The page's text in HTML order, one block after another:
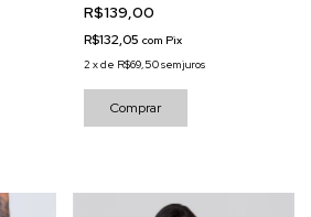
R$139,00
R$132,05 com Pix
2 xde R$69,50sem juros
Comprar